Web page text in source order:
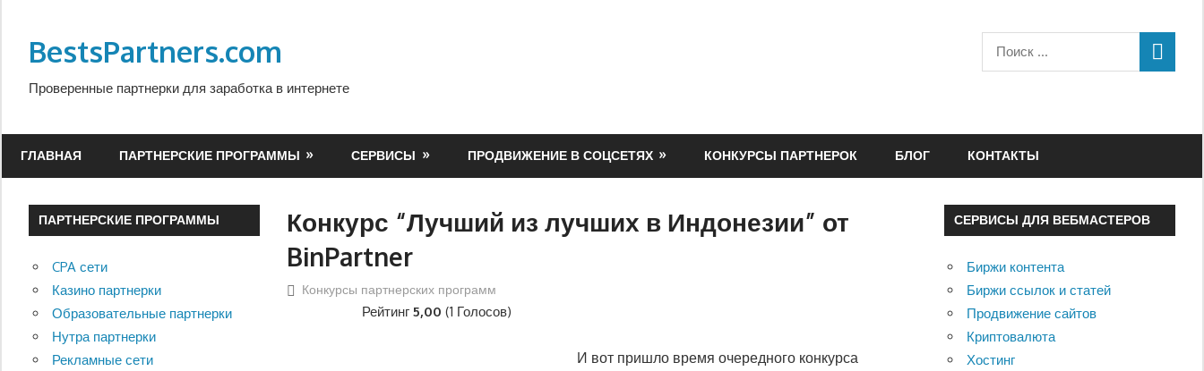
содержимому
BestsPartners.com
Проверенные партнерки для заработка в интернете
ГЛАВНАЯ ПАРТНЕРСКИЕ ПРОГРАММЫ СЕРВИСЫ ПРОДВИЖЕНИЕ В СОЦСЕТЯХ КОНКУРСЫ ПАРТНЕРОК БЛОГ КОНТАКТЫ
Конкурс “Лучший из лучших в Индонезии” от
BinPartner
Конкурсы партнерских программ
Рейтинг5,00 (1 Голосов)
И вот пришло время очередного конкурса
ПАРТНЕРСКИЕ ПРОГРАММЫ
CPA сети
Казино партнерки
Образовательные партнерки
Нутра партнерки
Рекламные сети
СЕРВИСЫ ДЛЯ ВЕБМАСТЕРОВ
Биржи контента
Биржи ссылок и статей
Продвижение сайтов
Криптовалюта
Хостинг